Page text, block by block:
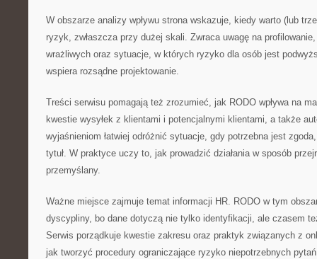
W obszarze analizy wpływu strona wskazuje, kiedy warto (lub
ryzyk, zwłaszcza przy dużej skali. Zwraca uwagę na
wrażliwych oraz sytuacje, w których ryzyko dla osób jest
wspiera rozsądne projektowanie.
Treści serwisu pomagają też zrozumieć, jak RODO wpływa na
kwestie wysyłek z klientami i potencjalnymi klientami, a także
wyjaśnieniom łatwiej odróżnić sytuacje, gdy potrzebna jest
tytuł. W praktyce uczy to, jak prowadzić działania w sposób
przemyślany.
Ważne miejsce zajmuje temat informacji HR. RODO w tym
dyscypliny, bo dane dotyczą nie tylko identyfikacji, ale czasem
Serwis porządkuje kwestie zakresu oraz praktyk związanych z
jak tworzyć procedury ograniczające ryzyko niepotrzebnych